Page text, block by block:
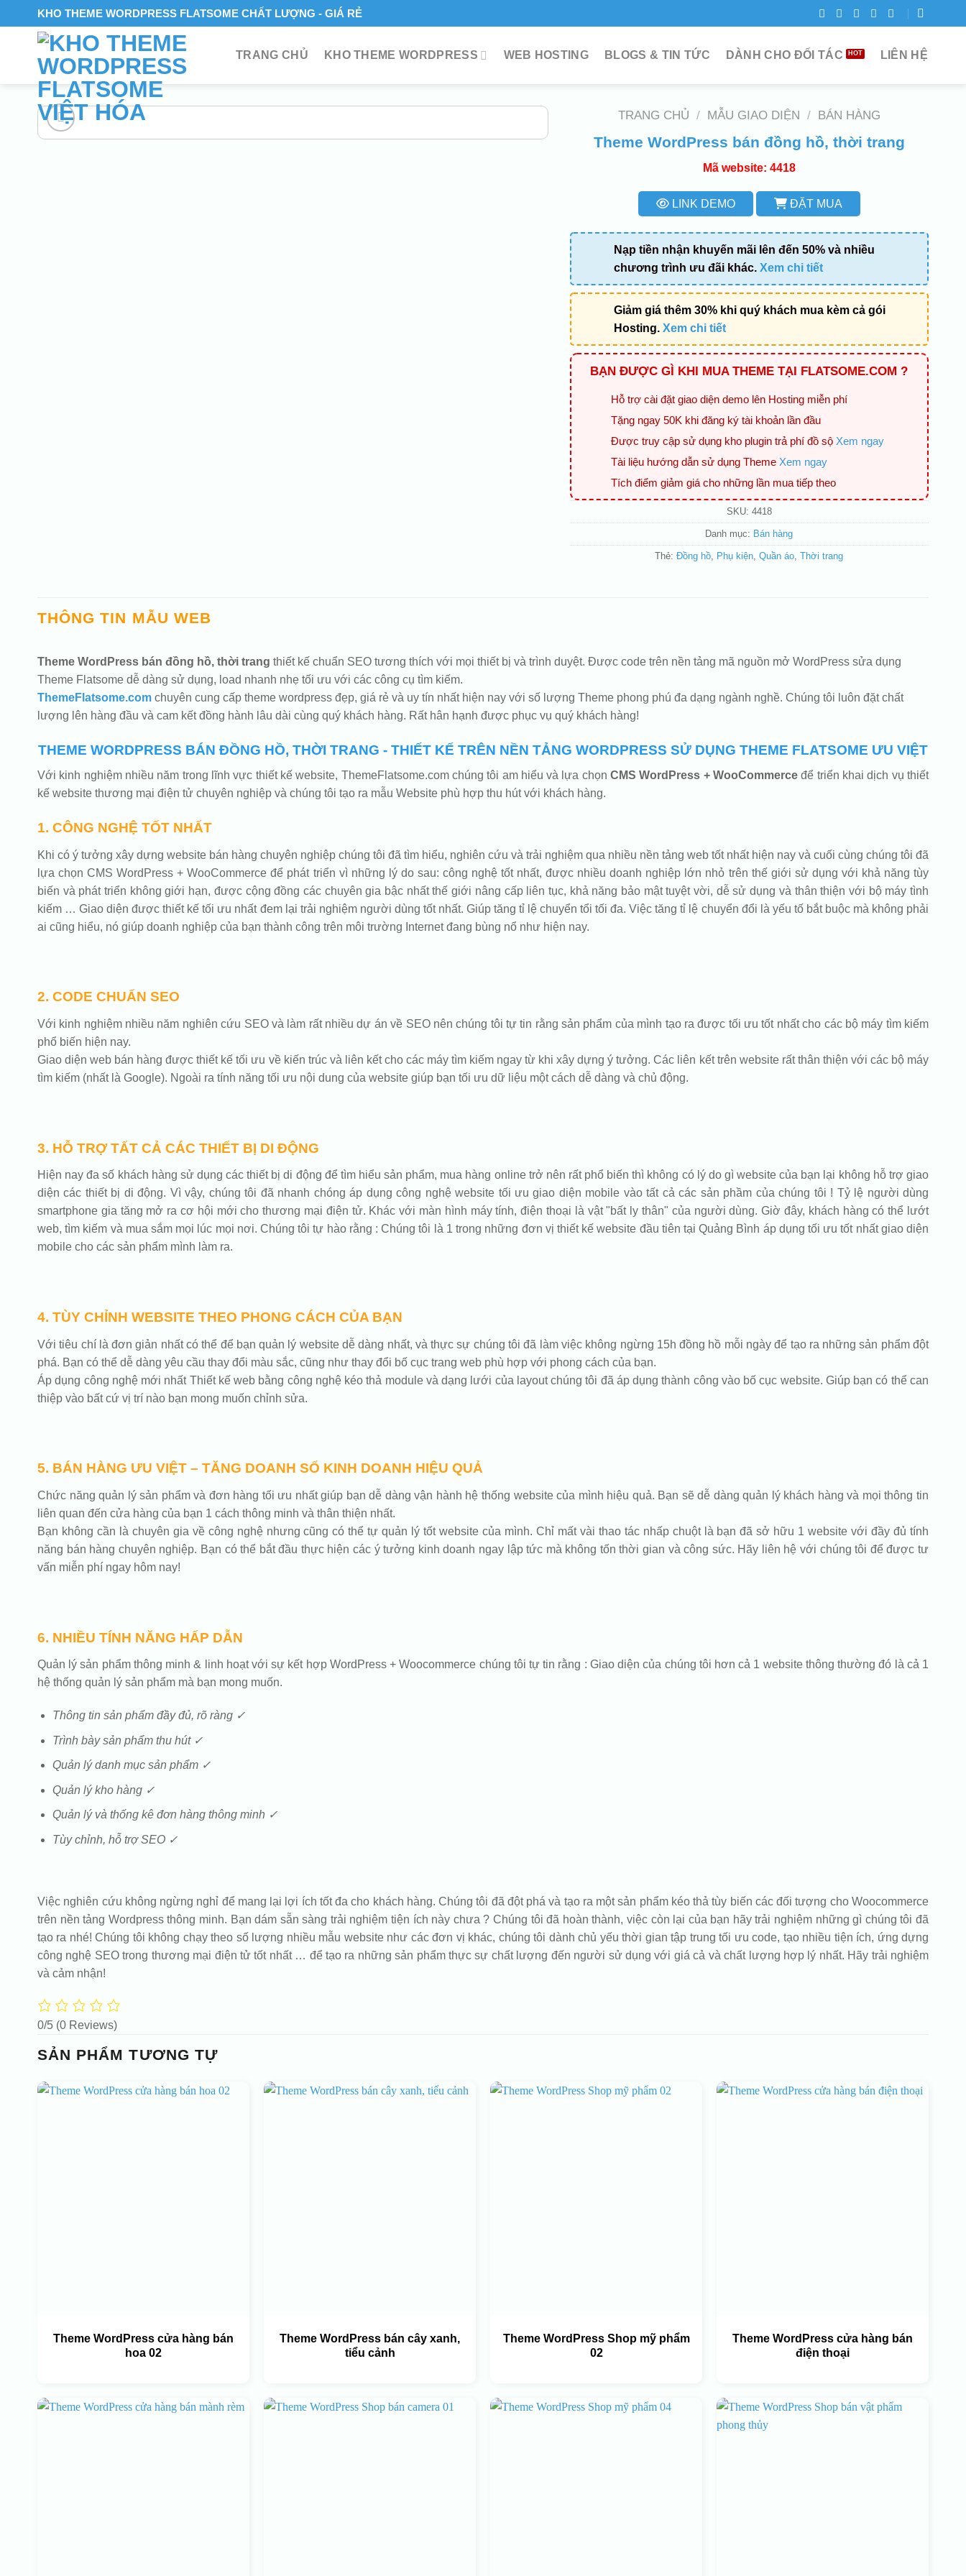
to
KHO THEME WORDPRESS FLATSOME CHẤT LƯỢNG - GIÁ RẺ
TRANG CHỦ KHO THEME WORDPRESS WEB HOSTING BLOGS & TIN TỨC DÀNH CHO ĐỐI TÁC LIÊN HỆ
TRANG CHỦ / MẪU GIAO DIỆN / BÁN HÀNG
Theme WordPress bán đồng hồ, thời trang
Mã website: 4418
LINK DEMO ĐẶT MUA
Nạp tiền nhận khuyến mãi lên đến 50% và nhiều
chương trình ưu đãi khác. Xem chi tiết
Giảm giá thêm 30% khi quý khách mua kèm cả gói
Hosting. Xem chi tiết
BẠN ĐƯỢC GÌ KHI MUA THEME TẠI FLATSOME.COM ?
Hỗ trợ cài đặt giao diện demo lên Hosting miễn phí
Tặng ngay 50K khi đăng ký tài khoản lần đầu
Được truy cập sử dụng kho plugin trả phí đồ sộ Xem ngay
Tài liệu hướng dẫn sử dụng Theme Xem ngay
Tích điểm giảm giá cho những lần mua tiếp theo
SKU: 4418
Danh mục: Bán hàng
Thẻ:Đồng hồ Phụ kiện ,Quần áo ,Thời trang
THÔNG TIN MẪU WEB
Theme WordPress bán đồng hồ, thời trang thiết kế chuẩn SEO tương thích với mọi thiết bị và trình duyệt. Được code trên nền tảng mã nguồn mở WordPress sửa dụng
Theme Flatsome dễ dàng sử dụng, load nhanh nhẹ tối ưu với các công cụ tìm kiếm.
ThemeFlatsome.com chuyên cung cấp theme wordpress đẹp, giá rẻ và uy tín nhất hiện nay với số lượng Theme phong phú đa dạng ngành nghề. Chúng tôi luôn đặt chất
lượng lên hàng đầu và cam kết đồng hành lâu dài cùng quý khách hàng. Rất hân hạnh được phục vụ quý khách hàng!
THEME WORDPRESS BÁN ĐỒNG HỒ, THỜI TRANG - THIẾT KẾ TRÊN NỀN TẢNG WORDPRESS SỬ DỤNG THEME FLATSOME ƯU VIỆT
Với kinh nghiệm nhiều năm trong lĩnh vực thiết kế website, ThemeFlatsome.com chúng tôi am hiểu và lựa chọnCMS WordPress + WooCommerce để triển khai dịch vụ thiết
kế website thương mại điện tử chuyên nghiệp và chúng tôi tạo ra mẫu Website phù hợp thu hút với khách hàng.
1. CÔNG NGHỆ TỐT NHẤT
Khi có ý tưởng xây dựng website bán hàng chuyên nghiệp chúng tôi đã tìm hiểu, nghiên cứu và trải nghiệm qua nhiều nền tảng web tốt nhất hiện nay và cuối cùng chúng tôi đã
lựa chọn CMS WordPress + WooCommerce để phát triển vì những lý do sau: công nghệ tốt nhất, được nhiều doanh nghiệp lớn nhỏ trên thế giới sử dụng với khả năng tùy
biến và phát triển không giới hạn, được cộng đồng các chuyên gia bậc nhất thế giới nâng cấp liên tục, khả năng bảo mật tuyệt vời, dễ sử dụng và thân thiện với bộ máy tình
kiếm … Giao diện được thiết kế tối ưu nhất đem lại trải nghiệm người dùng tốt nhất. Giúp tăng tỉ lệ chuyển tổi tối đa. Việc tăng tỉ lệ chuyển đổi là yếu tố bắt buộc mà không phải
ai cũng hiểu, nó giúp doanh nghiệp của bạn thành công trên môi trường Internet đang bùng nổ như hiện nay.
2. CODE CHUẨN SEO
Với kinh nghiệm nhiều năm nghiên cứu SEO và làm rất nhiều dự án về SEO nên chúng tôi tự tin rằng sản phẩm của mình tạo ra được tối ưu tốt nhất cho các bộ máy tìm kiếm
phổ biến hiện nay.
Giao diện web bán hàng được thiết kế tối ưu về kiến trúc và liên kết cho các máy tìm kiếm ngay từ khi xây dựng ý tưởng. Các liên kết trên website rất thân thiện với các bộ máy
tìm kiếm (nhất là Google). Ngoài ra tính năng tối ưu nội dung của website giúp bạn tối ưu dữ liệu một cách dễ dàng và chủ động.
3. HỖ TRỢ TẤT CẢ CÁC THIẾT BỊ DI ĐỘNG
Hiện nay đa số khách hàng sử dụng các thiết bị di động để tìm hiểu sản phẩm, mua hàng online trở nên rất phổ biến thì không có lý do gì website của bạn lại không hỗ trợ giao
diện các thiết bị di động. Vì vậy, chúng tôi đã nhanh chóng áp dụng công nghệ website tối ưu giao diện mobile vào tất cả các sản phầm của chúng tôi ! Tỷ lệ người dùng
smartphone gia tăng mở ra cơ hội mới cho thương mại điện tử. Khác với màn hình máy tính, điện thoại là vật "bất ly thân" của người dùng. Giờ đây, khách hàng có thể lướt
web, tìm kiếm và mua sắm mọi lúc mọi nơi. Chúng tôi tự hào rằng : Chúng tôi là 1 trong những đơn vị thiết kế website đầu tiên tại Quảng Bình áp dụng tối ưu tốt nhất giao diện
mobile cho các sản phẩm mình làm ra.
4. TÙY CHỈNH WEBSITE THEO PHONG CÁCH CỦA BẠN
Với tiêu chí là đơn giản nhất có thể để bạn quản lý website dễ dàng nhất, và thực sự chúng tôi đã làm việc không ngừng 15h đồng hồ mỗi ngày để tạo ra những sản phẩm đột
phá. Bạn có thể dễ dàng yêu cầu thay đổi màu sắc, cũng như thay đổi bố cục trang web phù hợp với phong cách của bạn.
Áp dụng công nghệ mới nhất Thiết kế web bằng công nghệ kéo thả module và dạng lưới của layout chúng tôi đã áp dụng thành công vào bố cục website. Giúp bạn có thể can
thiệp vào bất cứ vị trí nào bạn mong muốn chỉnh sửa.
5. BÁN HÀNG ƯU VIỆT – TĂNG DOANH SỐ KINH DOANH HIỆU QUẢ
Chức năng quản lý sản phẩm và đơn hàng tối ưu nhất giúp bạn dễ dàng vận hành hệ thống website của mình hiệu quả. Bạn sẽ dễ dàng quản lý khách hàng và mọi thông tin
liên quan đến cửa hàng của bạn 1 cách thông minh và thân thiện nhất.
Bạn không cần là chuyên gia về công nghệ nhưng cũng có thể tự quản lý tốt website của mình. Chỉ mất vài thao tác nhấp chuột là bạn đã sở hữu 1 website với đầy đủ tính
năng bán hàng chuyên nghiệp. Bạn có thể bắt đầu thực hiện các ý tưởng kinh doanh ngay lập tức mà không tốn thời gian và công sức. Hãy liên hệ với chúng tôi để được tư
vấn miễn phí ngay hôm nay!
6. NHIỀU TÍNH NĂNG HẤP DẪN
Quản lý sản phẩm thông minh & linh hoạt với sự kết hợp WordPress + Woocommerce chúng tôi tự tin rằng : Giao diện của chúng tôi hơn cả 1 website thông thường đó là cả 1
hệ thống quản lý sản phẩm mà bạn mong muốn.
Thông tin sản phẩm đầy đủ, rõ ràng ✓
Trình bày sản phẩm thu hút ✓
Quản lý danh mục sản phẩm ✓
Quản lý kho hàng ✓
Quản lý và thống kê đơn hàng thông minh ✓
Tùy chỉnh, hỗ trợ SEO ✓
Việc nghiên cứu không ngừng nghỉ để mang lại lợi ích tốt đa cho khách hàng. Chúng tôi đã đột phá và tạo ra một sản phẩm kéo thả tùy biến các đối tượng cho Woocommerce
trên nền tảng Wordpress thông minh. Bạn dám sẵn sàng trải nghiệm tiện ích này chưa ? Chúng tôi đã hoàn thành, việc còn lại của bạn hãy trải nghiệm những gì chúng tôi đã
tạo ra nhé! Chúng tôi không chạy theo số lượng nhiều mẫu website như các đơn vị khác, chúng tôi dành chủ yếu thời gian tập trung tối ưu code, tạo nhiều tiện ích, ứng dựng
công nghệ SEO trong thương mại điện tử tốt nhất … để tạo ra những sản phẩm thực sự chất lượng đến người sử dụng với giá cả và chất lượng hợp lý nhất. Hãy trải nghiệm
và cảm nhận!
0/5 (0 Reviews)
SẢN PHẨM TƯƠNG TỰ
Theme WordPress cửa hàng bán
hoa 02
Theme WordPress bán cây xanh,
tiểu cảnh
Theme WordPress Shop mỹ phẩm
02
Theme WordPress cửa hàng bán
điện thoại